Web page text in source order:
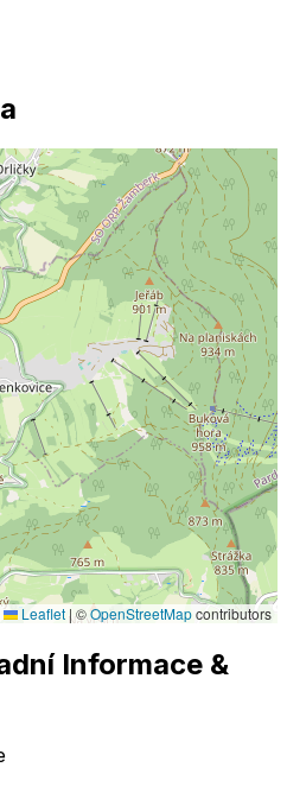
Leaflet|©OpenStreetMapcontributors
Informace &